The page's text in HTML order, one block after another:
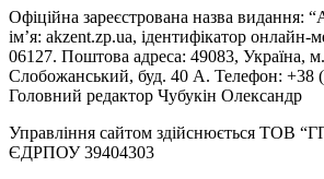
Офіційна зареєстрована назва видання:
ім’я: akzent.zp.ua, ідентифікатор онлайн-
06127. Поштова адреса: 49083, Україна,
Слобожанський, буд. 40 А. Телефон: +38
Головний редактор Чубукін Олександр
Управління сайтом здійснюється ТОВ
ЄДРПОУ 39404303